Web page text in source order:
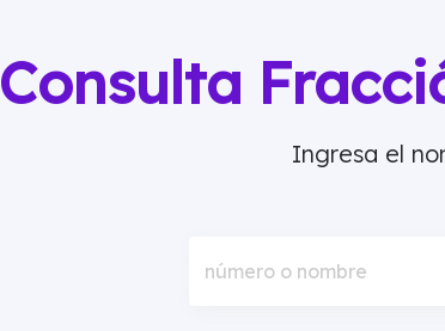
Consulta
Ingresa el
número o nombre